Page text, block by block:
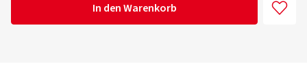
In den Warenkorb